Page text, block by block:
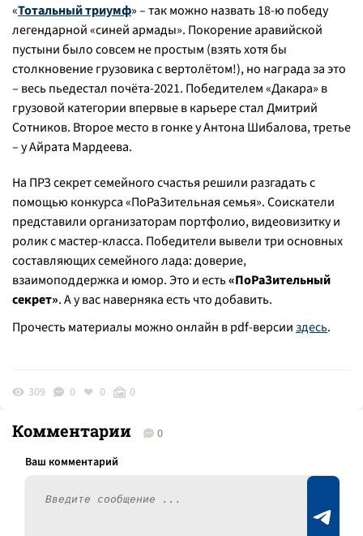
«Тотальный триумф» – так можно назвать 18-ю победу
легендарной «синей армады». Покорение аравийской
пустыни было совсем не простым (взять хотя бы
столкновение грузовика с вертолётом!), но награда за это
– весь пьедестал почёта-2021. Победителем «Дакара» в
грузовой категории впервые в карьере стал Дмитрий
Сотников. Второе место в гонке у Антона Шибалова, третье
– у Айрата Мардеева.
На ПРЗ секрет семейного счастья решили разгадать с
помощью конкурса «ПоРаЗительная семья». Соискатели
представили организаторам портфолио, видеовизитку и
ролик с мастер-класса. Победители вывели три основных
составляющих семейного лада: доверие,
взаимоподдержка и юмор. Это и есть«ПоРаЗительный
секрет». А у вас наверняка есть что добавить.
Прочесть материалы можно онлайн в pdf-версииздесь.
309 0 0 0
Комментарии 0